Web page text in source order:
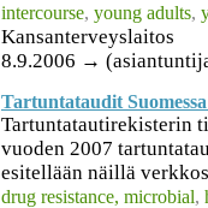
intercourse, young adults,
Kansanterveyslaitos
8.9.2006 →
Tartuntataudit
Tartuntatautirekisterin
vuoden 2007
esitellään näillä
drug resistance, microbial,